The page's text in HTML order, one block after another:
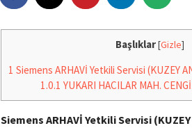
Başlıklar[Gizle]
1 Siemens ARHAVİ Yetkili Servisi (KUZEY
1.0.1 YUKARI HACILAR MAH.
Siemens ARHAVİ Yetkili Servisi (KUZEY